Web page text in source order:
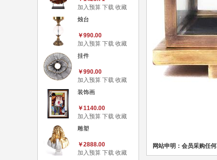
加入预算 下载 收藏
烛台
￥990.00
加入预算 下载 收藏
挂件
￥990.00
加入预算 下载 收藏
装饰画
￥1140.00
加入预算 下载 收藏
雕塑
￥2888.00
加入预算 下载 收藏
网站申明：会员采购任